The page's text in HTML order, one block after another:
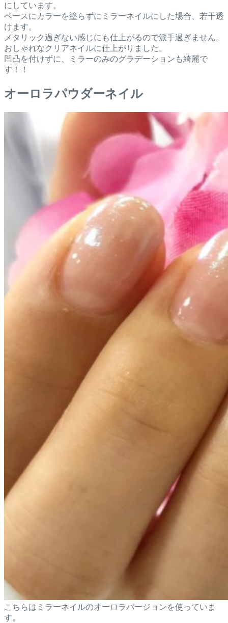
にしています。
ベースにカラーを塗らずにミラーネイルにした場合、若干透
けます。
メタリック過ぎない感じにも仕上がるので派手過ぎません。
おしゃれなクリアネイルに仕上がりました。
凹凸を付けずに、ミラーのみのグラデーションも綺麗で
す！！
オーロラパウダーネイル
こちらはミラーネイルのオーロラバージョンを使っていま
す。